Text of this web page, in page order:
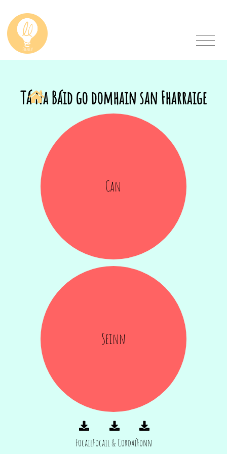
Tá na Báid go domhain san Fharraige
Can
Seinn
FocailFocail & CordaíFonn